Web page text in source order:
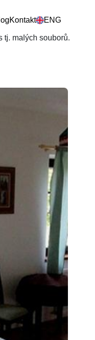
Kontakt ENG
tj. malých souborů.